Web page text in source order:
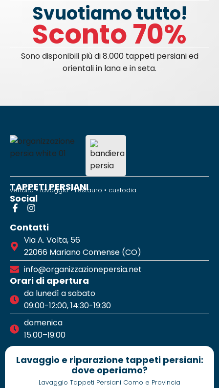
Svuotiamo tutto!
Sconto 70%
Sono disponibili più di 8.000 tappeti persiani ed
orientali in lana e in seta.
TAPPETI PERSIANI
vendita • lavaggio • restauro • custodia
Social
Contatti
Via A. Volta, 56
22066 Mariano Comense (CO)
info@organizzazionepersia.net
Orari di apertura
da lunedì a sabato
09:00-12:00, 14:30-19:30
domenica
15.00–19:00
Lavaggio e riparazione tappeti persiani:
dove operiamo?
Lavaggio Tappeti Persiani Como e Provincia